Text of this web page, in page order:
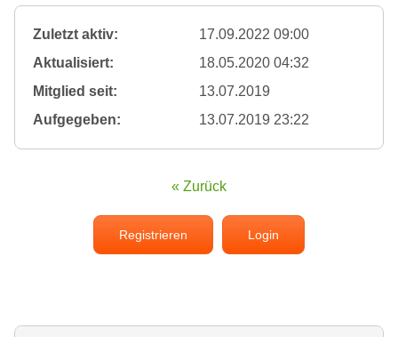
Zuletzt aktiv:
17.09.2022 09:00
Aktualisiert:
18.05.2020 04:32
Mitglied seit:
13.07.2019
Aufgegeben:
13.07.2019 23:22
« Zurück
Registrieren Login